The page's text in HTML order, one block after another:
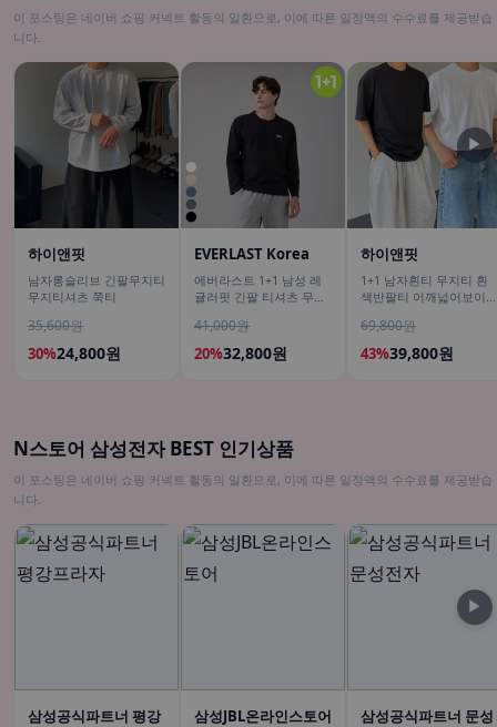
이 포스팅은 네이버 쇼핑 커넥트 활동의 일환으로, 이에 따른 일정액의 수수료를 제공받습
니다.
하이앤핏
남자롱슬리브 긴팔무지티
무지티셔츠 쭉티
35,600원
30%24,800원
EVERLAST Korea
에버라스트 1+1 남성 레
귤러핏 긴팔 티셔츠 무지
41,000원
20%32,800원
하이앤핏
1+1 남자흰티 무지티 흰
색반팔티 어깨넓어보이는
69,800원
43%39,800원
▶
N스토어 삼성전자 BEST 인기상품
이 포스팅은 네이버 쇼핑 커넥트 활동의 일환으로, 이에 따른 일정액의 수수료를 제공받습
니다.
삼성공식파트너 평강
삼성JBL온라인스토어
삼성공식파트너 문성
▶